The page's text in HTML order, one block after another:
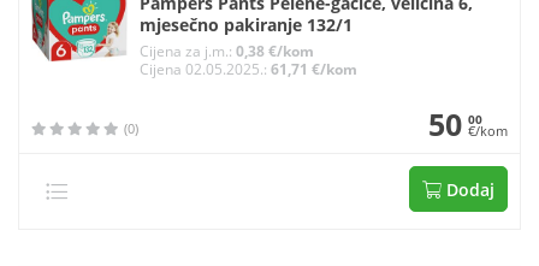
mjesečno pakiranje 132/1
Cijena za j.m.:0,38 €/kom
Cijena 02.05.2025.:61,71 €/kom
(0) 50 00
€/kom
Dodaj